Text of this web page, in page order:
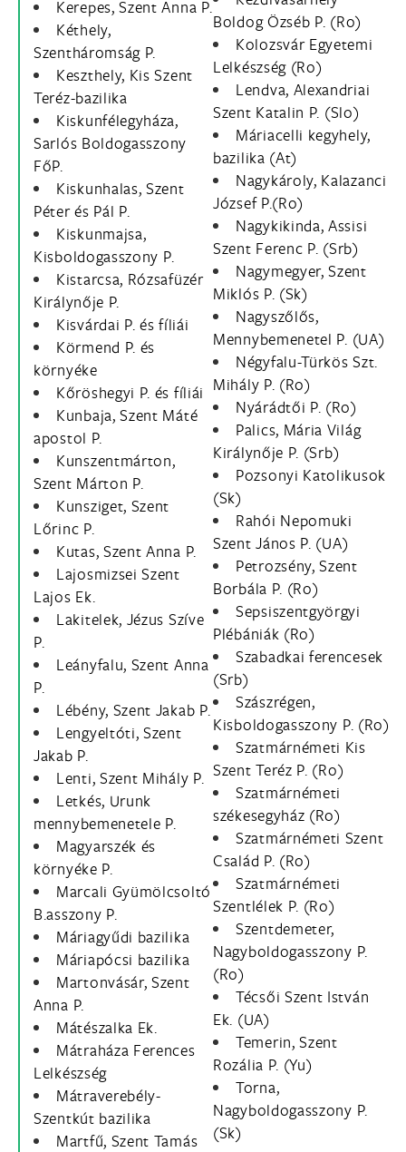
Kerepes, Szent Anna P.
Kéthely,
Szentháromság P.
Keszthely, Kis Szent
Teréz-bazilika
Kiskunfélegyháza,
Sarlós Boldogasszony
FőP.
Kiskunhalas, Szent
Péter és Pál P.
Kiskunmajsa,
Kisboldogasszony P.
Kistarcsa, Rózsafüzér
Királynője P.
Kisvárdai P. és fíliái
Körmend P. és
környéke
Kőröshegyi P. és fíliái
Kunbaja, Szent Máté
apostol P.
Kunszentmárton,
Szent Márton P.
Kunsziget, Szent
Lőrinc P.
Kutas, Szent Anna P.
Lajosmizsei Szent
Lajos Ek.
Lakitelek, Jézus Szíve
P.
Leányfalu, Szent Anna
P.
Lébény, Szent Jakab P.
Lengyeltóti, Szent
Jakab P.
Lenti, Szent Mihály P.
Letkés, Urunk
mennybemenetele P.
Magyarszék és
környéke P.
Marcali Gyümölcsoltó
B.asszony P.
Máriagyűdi bazilika
Máriapócsi bazilika
Martonvásár, Szent
Anna P.
Mátészalka Ek.
Mátraháza Ferences
Lelkészség
Mátraverebély-
Szentkút bazilika
Martfű, Szent Tamás
Boldog Özséb P. (Ro)
Kolozsvár Egyetemi
Lelkészség (Ro)
Lendva, Alexandriai
Szent Katalin P. (Slo)
Máriacelli kegyhely,
bazilika (At)
Nagykároly, Kalazanci
József P.(Ro)
Nagykikinda, Assisi
Szent Ferenc P. (Srb)
Nagymegyer, Szent
Miklós P. (Sk)
Nagyszőlős,
Mennybemenetel P. (UA)
Négyfalu-Türkös Szt.
Mihály P. (Ro)
Nyárádtői P. (Ro)
Palics, Mária Világ
Királynője P. (Srb)
Pozsonyi Katolikusok
(Sk)
Rahói Nepomuki
Szent János P. (UA)
Petrozsény, Szent
Borbála P. (Ro)
Sepsiszentgyörgyi
Plébániák (Ro)
Szabadkai ferencesek
(Srb)
Szászrégen,
Kisboldogasszony P. (Ro)
Szatmárnémeti Kis
Szent Teréz P. (Ro)
Szatmárnémeti
székesegyház (Ro)
Szatmárnémeti Szent
Család P. (Ro)
Szatmárnémeti
Szentlélek P. (Ro)
Szentdemeter,
Nagyboldogasszony P.
(Ro)
Técsői Szent István
Ek. (UA)
Temerin, Szent
Rozália P. (Yu)
Torna,
Nagyboldogasszony P.
(Sk)